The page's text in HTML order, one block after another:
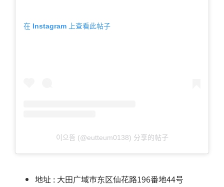
在 Instagram 上查看此帖子
이으뜸 (@eutteum0138) 分享的帖子
地址 : 大田广域市东区仙花路196番地44号